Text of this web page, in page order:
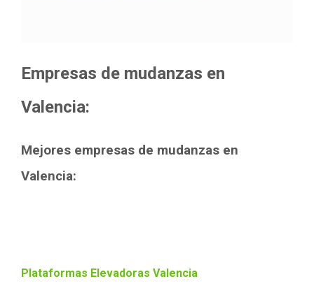
Empresas de mudanzas en
Valencia:
Mejores empresas de mudanzas en
Valencia:
Plataformas Elevadoras Valencia